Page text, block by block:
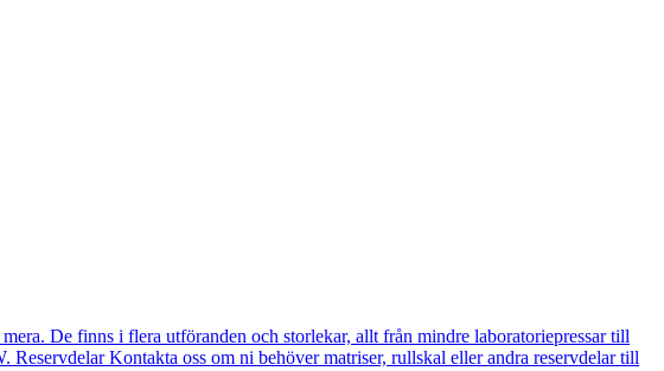
De finns i flera utföranden och storlekar, allt från mindre laboratoriepressar till
Kontakta oss om ni behöver matriser, rullskal eller andra reservdelar till